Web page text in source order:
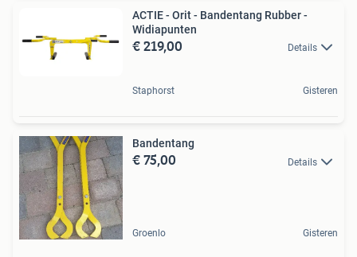
ACTIE - Orit - Bandentang Rubber -
Widiapunten
€ 219,00 Details
Staphorst Gisteren
Bandentang
€ 75,00 Details
Groenlo Gisteren